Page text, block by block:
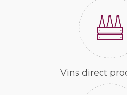
Vins direct